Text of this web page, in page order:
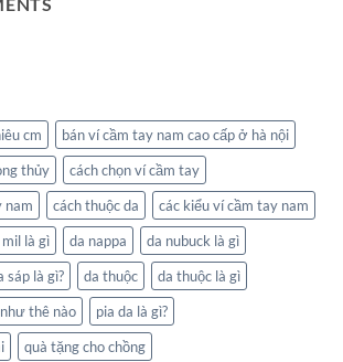
cm
bán ví cầm tay nam cao cấp ở hà nội
thủy
cách chọn ví cầm tay
nam
cách thuộc da
các kiểu ví cầm tay nam
là gì da nappa
da nubuck là gì
sáp là gì? da thuộc
da thuộc là gì
thê nào
pia da là gì?
quà tặng cho chồng